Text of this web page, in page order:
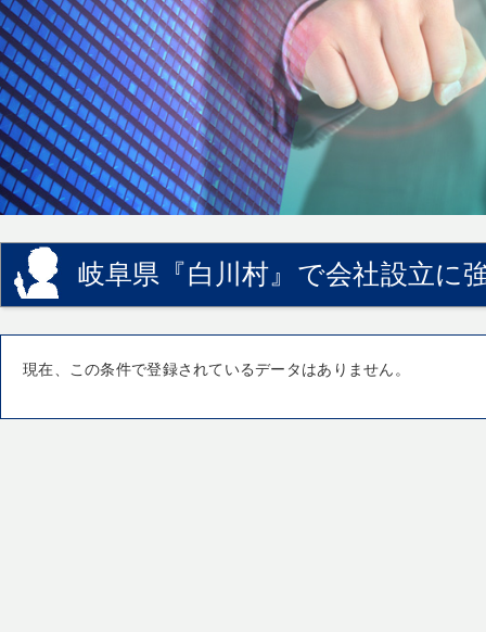
岐阜県『白川村』で会社設立に
現在、この条件で登録されているデータはありません。